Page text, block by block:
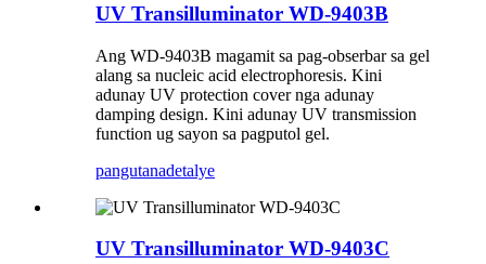
UV Transilluminator WD-9403B
Ang WD-9403B magamit sa pag-obserbar sa gel
alang sa nucleic acid electrophoresis. Kini
adunay UV protection cover nga adunay
damping design. Kini adunay UV transmission
function ug sayon ​​sa pagputol gel.
pangutanadetalye
UV Transilluminator WD-9403C